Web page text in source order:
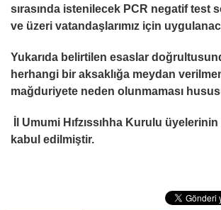
sırasında istenilecek PCR negatif test
ve üzeri vatandaşlarımız için
Yukarıda belirtilen esaslar
herhangi bir aksaklığa meydan
mağduriyete neden olunmaması
İl Umumi Hıfzıssıhha Kurulu
kabul edilmiştir.